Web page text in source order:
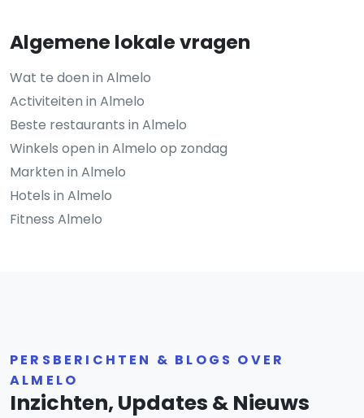
Algemene lokale vragen
Wat te doen in Almelo
Activiteiten in Almelo
Beste restaurants in Almelo
Winkels open in Almelo op zondag
Markten in Almelo
Hotels in Almelo
Fitness Almelo
PERSBERICHTEN & BLOGS OVER
ALMELO
Inzichten, Updates & Nieuws